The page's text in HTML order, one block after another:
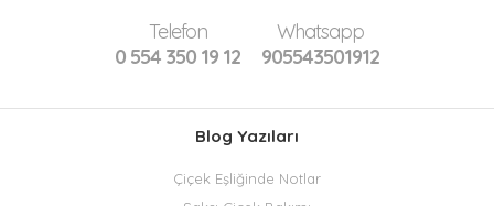
Telefon
0 554 350 19 12
Whatsapp
905543501912
Blog Yazıları
Çiçek Eşliğinde Notlar